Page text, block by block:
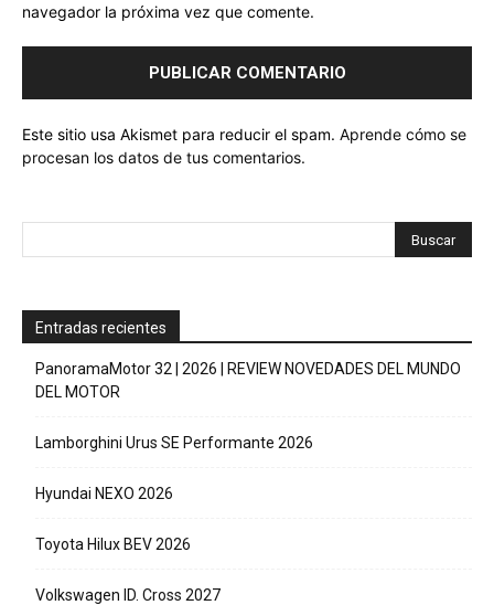
navegador la próxima vez que comente.
Este sitio usa Akismet para reducir el spam. Aprende cómo se
procesan los datos de tus comentarios.
Entradas recientes
PanoramaMotor 32 | 2026 | REVIEW NOVEDADES DEL MUNDO
DEL MOTOR
Lamborghini Urus SE Performante 2026
Hyundai NEXO 2026
Toyota Hilux BEV 2026
Volkswagen ID. Cross 2027